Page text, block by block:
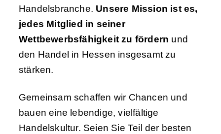
Handelsbranche. Unsere Mission ist es,
jedes Mitglied in seiner
Wettbewerbsfähigkeit zu fördern und
den Handel in Hessen insgesamt zu
stärken.
Gemeinsam schaffen wir Chancen und
bauen eine lebendige, vielfältige
Handelskultur. Seien Sie Teil der besten